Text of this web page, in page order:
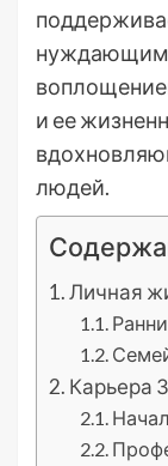
и ее
людей.
Личная
Карьера